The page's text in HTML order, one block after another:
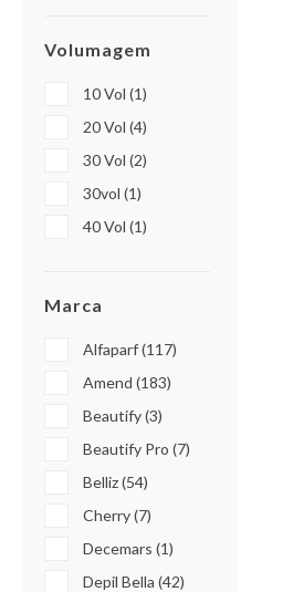
Volumagem
10 Vol (1)
20 Vol (4)
30 Vol (2)
30vol (1)
40 Vol (1)
Marca
Alfaparf (117)
Amend (183)
Beautify (3)
Beautify Pro (7)
Belliz (54)
Cherry (7)
Decemars (1)
Depil Bella (42)